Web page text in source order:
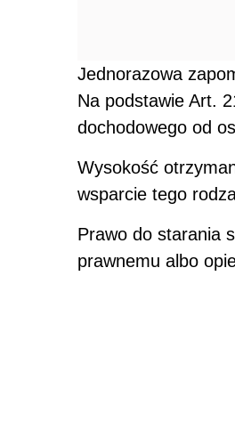
Jednorazowa
Na podstawie Art.
dochodowego od
Wysokość
wsparcie tego
Prawo do starania
prawnemu albo